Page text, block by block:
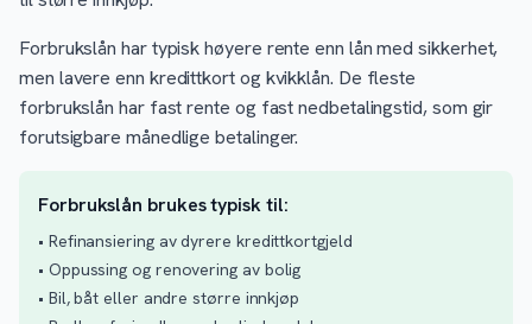
Forbrukslån har typisk høyere rente enn lån med sikkerhet,
men lavere enn kredittkort og kvikklån. De fleste
forbrukslån har fast rente og fast nedbetalingstid, som gir
forutsigbare månedlige betalinger.
Forbrukslån brukes typisk til:
• Refinansiering av dyrere kredittkortgjeld
• Oppussing og renovering av bolig
• Bil, båt eller andre større innkjøp